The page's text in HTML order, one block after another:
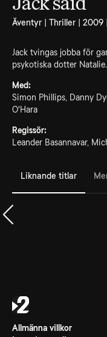
Äventyr | Thriller | 2009
Jack tvingas jobba för
psykotiska dotter Natalie.
Med:
Simon Phillips, Danny
O'Hara
Regissör:
Leander Basannavar,
Liknande titlar
Allmänna villkor